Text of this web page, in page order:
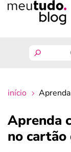
finanças
início
Aprenda
no